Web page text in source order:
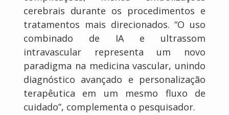
cerebrais durante os procedimentos e
tratamentos mais direcionados. “O uso
combinado de IA e ultrassom
intravascular representa um novo
paradigma na medicina vascular, unindo
diagnóstico avançado e personalização
terapêutica em um mesmo fluxo de
cuidado”, complementa o pesquisador.